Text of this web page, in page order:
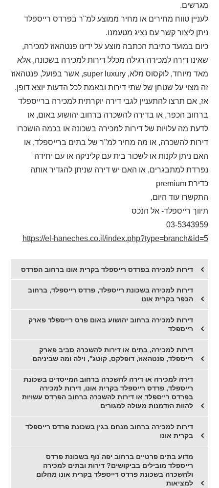
מגרשים.
לעניין טווח מחירים או מחיר ממוצע למ"ר בפרדס רייספלד
ניתן ליצור קשר עם נציג מטעמנו.
כיום במועד כתיבת הכתבה מוצע על ידינו פנטהאוז למכירה,
שאינו דירה למכירה רגילה מכלל דירות למכירה בשכונה, אלא
מאד מיוחד, לוקסוס מלא,super luxury, אשר בפועל, פנטהאוז
זה מצוי על שטחן של שתי דירות ובאמת לכל הדעות יוצא דופן.
אז, אם תרצו להתעניין לגבי דירה יוקרתית למכירה ברייספלד
ברחוב הכפר, או בדירה להשכרה ברחוב יהושוע באום, או
לדעת מה עלויות של דירות למכירה בשכונה או בכמה הושכרו
דירות להשכרה, או מה מחיר למ"ר של בתים ברייספלד, או
האם ניתן לקנות או לשכור בית עם קליניקה או עם יחידה
נפרדת למתבגרים, או האם יש דירה שניתן להגדיר אותה
כדירתpremium
התקשרו עוד היום,
תיווך רייספלד- אל הנכס
03-5343959
https://el-haneches.co.il/index.php?type=branch&id=5
דירות למכירה בפרדס רייספלד בקרית אונו ברחוב הפרדס
דירות למכירה בשכונת רייספלד, פרדס רייספלד, ברחוב
הכפר בקרית אונו
דירות למכירה ברחוב יהושוע באום פרס רייספלד פארק
רייספלד
דירות למכירה, בתים או דירות להשכרה סביב פארק
רייספלד, פנטהאוז, דופלקס, קוטג'', וילה ומה שביניהם
דירה למכירה או דירה להשכרה ברחוב המייסדים בשכונת
רייספלד, פרדס רייספלד בקרית אונו, דירות למכירה
בפרדס רייספלד או דירות להשכרה ברחוב הפרדס עשויות
להוות הזדמנות מעולה למגורים
דירות למכירה ברחוב מנחם בגין בשכונת פרדס רייספלד
בקרית אונו
מדוע בתים פרטיים ברחוב יפה נוף בשכונת פרדס
רייספלד מובילים בביקושים? דירות ובתים למכירה
ולהשכרה בשכונת פרדס רייספלד בקרית אונו מחלום
למציאות